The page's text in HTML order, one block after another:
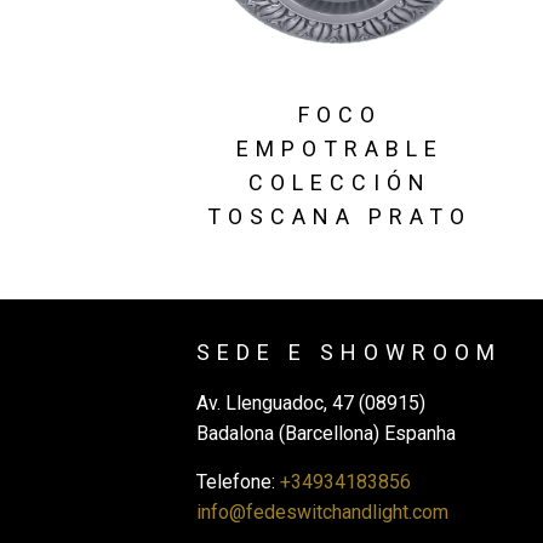
FOCO
EMPOTRABLE
COLECCIÓN
TOSCANA PRATO
SEDE E SHOWROOM
Av. Llenguadoc, 47 (08915)
Badalona (Barcellona) Espanha
Telefone: +34934183856
info@fedeswitchandlight.com